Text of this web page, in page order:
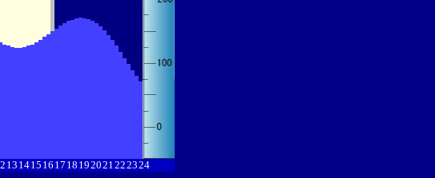
13 1415 16 17 18 192021222324